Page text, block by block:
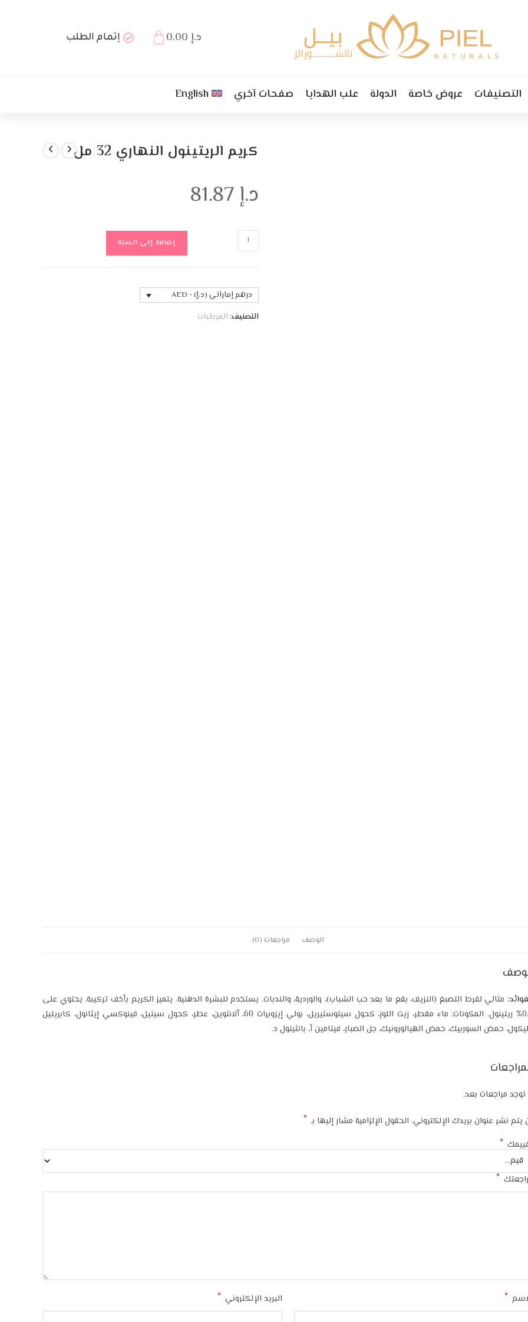
د.إ إتمام الطلب
التصنيفات عروض خاصة الدولة علب الهدايا صفحات آخري English
كريم الريتينول النهاري 32 مل
د.إ81.87
إضافة إلى السلة
درهم إماراتي (د.إ) - AED
التصنيف: المرطبات
الوصف مراجعات (0)
مثالي لفرط التصبغ (النزيف، بقع ما بعد حب الشباب)، والوردية، والندبات. يستخدم للبشرة الدهنية. يتميز الكريم بأخف تركيبة. يحتوي على
0.5% ريتينول. المكونات: ماء مقطر، زيت اللوز، كحول سيتوستيريل، بولي إيزوبرات 60، ألانتوين، عطر، كحول سيتيل، فينوكسي إيثانول، كابريليل
حمض السوربيك، حمض الهيالورونيك، جل الصبار، فيتامين أ، بانثينول د.
توجد مراجعات بعد.
يتم نشر عنوان بريدك الإلكتروني. الحقول الإلزامية مشار إليها بـ *
*
*
* البريد الإلكتروني *